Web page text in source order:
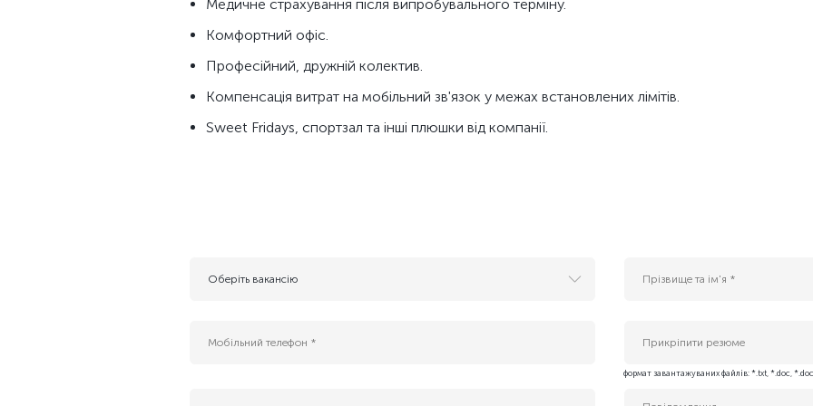
Медичне страхування після випробувального терміну.
Комфортний офіс.
Професійний, дружній колектив.
Компенсація витрат на мобільний зв'язок у межах встановлених лімітів.
Sweet Fridays, спортзал та інші плюшки від компанії.
Оберіть вакансію
Прикріпити резюме
формат завантажуваних файлів: *.txt, *.doc,